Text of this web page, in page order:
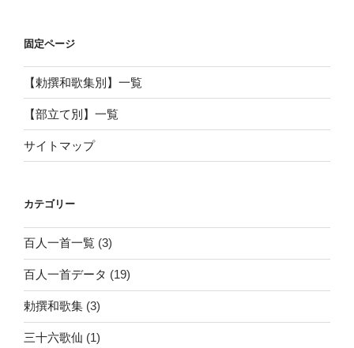
固定ページ
【勅撰和歌集別】一覧
【部立て別】一覧
サイトマップ
カテゴリー
百人一首一覧 (3)
百人一首データ (19)
勅撰和歌集 (3)
三十六歌仙 (1)